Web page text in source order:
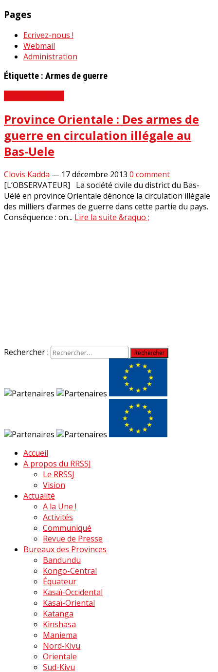
Pages
Ecrivez-nous !
Webmail
Administration
Étiquette : Armes de guerre
Province Orientale : Des armes de
guerre en circulation illégale au
Bas-Uele
Clovis Kadda — 17 décembre 2013 0 comment
[L’OBSERVATEUR] La société civile du district du Bas-
Uélé en province Orientale dénonce la circulation illégale
des milliers d’armes de guerre dans cette partie du pays.
Conséquence : on... Lire la suite &raquo ;
Rechercher :
Accueil
A propos du RRSSJ
Le RRSSJ
Vision
Actualité
A la Une !
Activités
Communiqué
Revue de Presse
Bureaux des Provinces
Bandundu
Kongo-Central
Équateur
Kasaï-Occidental
Kasaï-Oriental
Katanga
Kinshasa
Maniema
Nord-Kivu
Orientale
Sud-Kivu